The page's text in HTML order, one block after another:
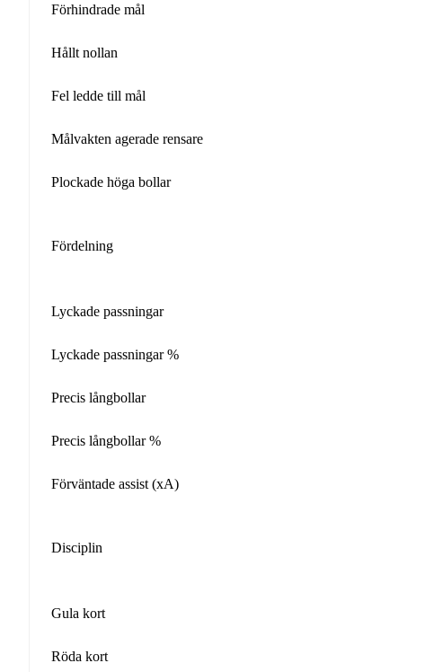
Förhindrade mål
Hållt nollan
Fel ledde till mål
Målvakten agerade rensare
Plockade höga bollar
Fördelning
Lyckade passningar
Lyckade passningar %
Precis långbollar
Precis långbollar %
Förväntade assist (xA)
Disciplin
Gula kort
Röda kort